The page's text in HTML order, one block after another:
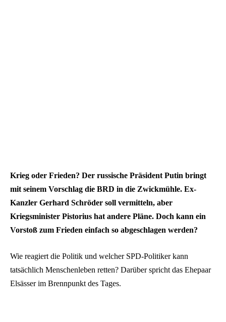
Krieg oder Frieden? Der russische Präsident Putin bringt
mit seinem Vorschlag die BRD in die Zwickmühle. Ex-
Kanzler Gerhard Schröder soll vermitteln, aber
Kriegsminister Pistorius hat andere Pläne. Doch kann ein
Vorstoß zum Frieden einfach so abgeschlagen werden?
Wie reagiert die Politik und welcher SPD-Politiker kann
tatsächlich Menschenleben retten? Darüber spricht das Ehepaar
Elsässer im Brennpunkt des Tages.